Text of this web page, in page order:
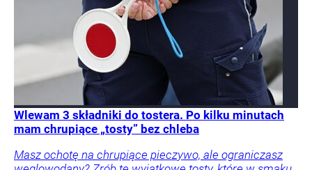
Wlewam 3 składniki do tostera. Po kilku minutach
mam chrupiące „tosty” bez chleba
Masz ochotę na chrupiące pieczywo, ale ograniczasz